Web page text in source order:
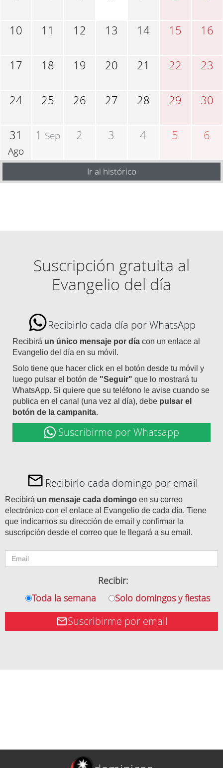
10 11 12 13 14 15 16
17 18 19 20 21 22 23
24 25 26 27 28 29 30
31
Ago
1 Sep 2 3 4 5 6
Ir al histórico
Suscripción gratuita al
Evangelio del día
Recibirlo cada día por WhatsApp
Recibirá un único mensaje por día con un enlace al
Evangelio del día en su móvil.
Solo tiene que hacer click en el botón desde tu móvil y
luego pulsar el botón de "Seguir" que lo mostrará tu
WhatsApp. Si quiere que su teléfono le avise cuando se
publica en el canal (una vez al día), debe pulsar el
botón de la campanita.
Suscribirme por Whatsapp
Recibirlo cada domingo por email
Recibirá un mensaje cada domingo en su correo
electrónico con el enlace al Evangelio de cada día. Tiene
que indicarnos su dirección de email y confirmar la
suscripción desde el correo que le llegará a su email.
Recibir:
Toda la semana
Solo domingos y fiestas
Suscribirme por email